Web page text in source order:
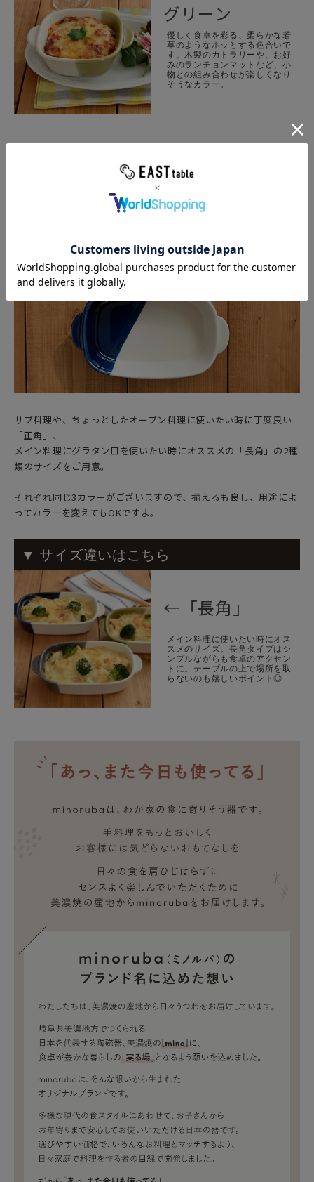
グリーン
優しく食卓を彩る、柔らかな若
草のようなホッとする色合いで
す。木製のカトラリーや、お好
みのランチョンマットなど、小
物との組み合わせが楽しくなり
そうなカラー。
サブ料理や、ちょっとしたオーブン料理に使いたい時に丁度良い
「正角」、
メイン料理にグラタン皿を使いたい時にオススメの「長角」の2種
類のサイズをご用意。
それぞれ同じ3カラーがございますので、揃えるも良し、用途によ
ってカラーを変えてもOKですよ。
▼ サイズ違いはこちら
←「長角」
メイン料理に使いたい時にオス
スメのサイズ。長角タイプはシ
ンプルながらも食卓のアクセン
トに。テーブルの上で場所を取
らないのも嬉しいポイント◎